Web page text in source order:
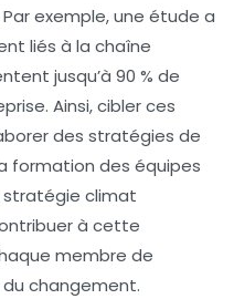
Par exemple, une étude a
liés à la chaîne
jusqu’à 90 % de
Ainsi, cibler ces
des stratégies de
formation des équipes
stratégie climat
à cette
membre de
changement.